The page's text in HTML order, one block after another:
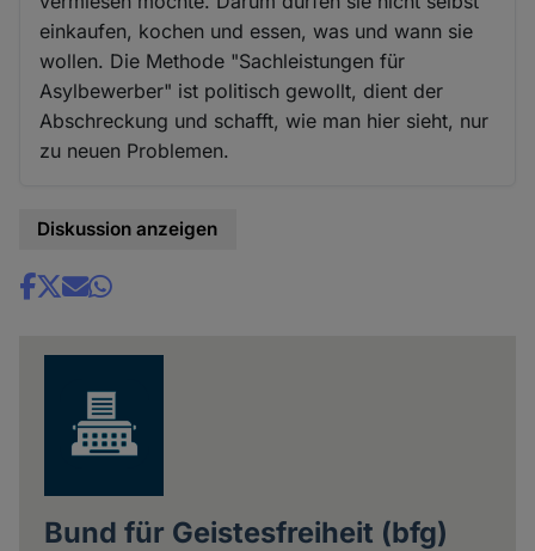
einkaufen, kochen und essen, was und wann sie
wollen. Die Methode "Sachleistungen für
Asylbewerber" ist politisch gewollt, dient der
Abschreckung und schafft, wie man hier sieht, nur
zu neuen Problemen.
Diskussion anzeigen
Share
Bund für Geistesfreiheit (bfg)